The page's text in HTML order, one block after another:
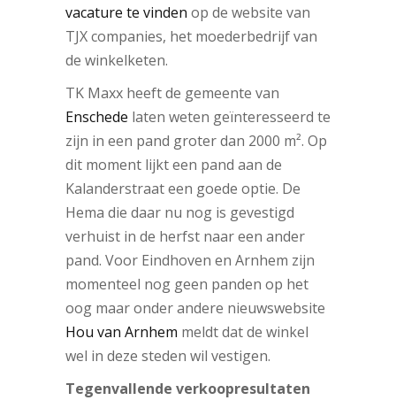
vacature te vinden op de website van
TJX companies, het moederbedrijf van
de winkelketen.
TK Maxx heeft de gemeente van
Enschede laten weten geïnteresseerd te
zijn in een pand groter dan 2000 m². Op
dit moment lijkt een pand aan de
Kalanderstraat een goede optie. De
Hema die daar nu nog is gevestigd
verhuist in de herfst naar een ander
pand. Voor Eindhoven en Arnhem zijn
momenteel nog geen panden op het
oog maar onder andere nieuwswebsite
Hou van Arnhem meldt dat de winkel
wel in deze steden wil vestigen.
Tegenvallende verkoopresultaten